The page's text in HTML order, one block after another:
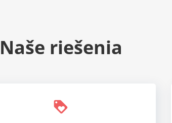
Naše riešenia
loyalty